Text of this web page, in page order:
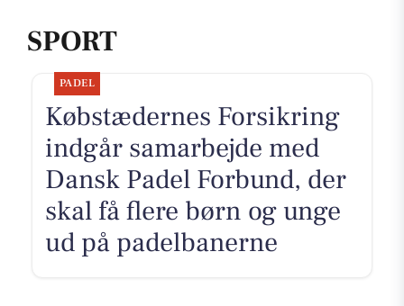
SPORT
PADEL
Købstædernes Forsikring
indgår samarbejde med
Dansk Padel Forbund, der
skal få flere børn og unge
ud på padelbanerne